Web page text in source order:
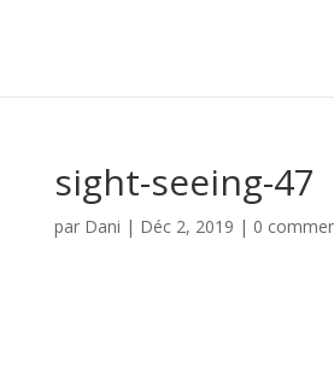
sight-seeing-47
par Dani | Déc 2, 2019 | 0